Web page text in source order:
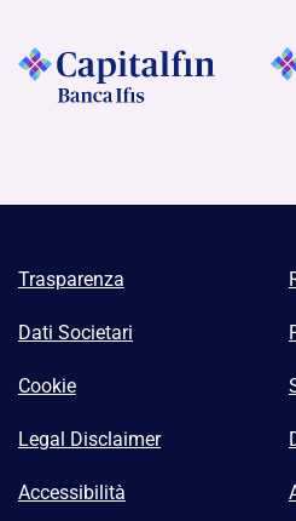
Trasparenza
Dati Societari
Cookie
Legal Disclaimer
Accessibilità